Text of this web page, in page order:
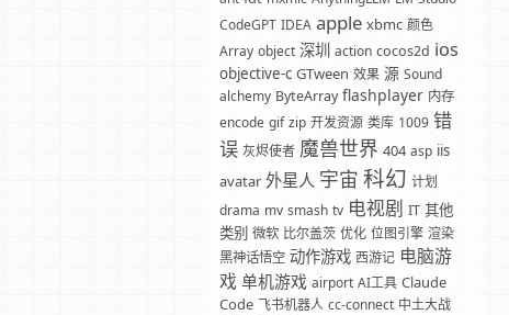
CodeGPT IDEA apple xbmc 颜色
Array object 深圳 action cocos2d ios
objective-c GTween 效果 源 Sound
alchemy ByteArray flashplayer 内存
encode gif zip 开发资源 类库 1009 错
误 灰烬使者 魔兽世界 404 asp iis
avatar 外星人 宇宙 科幻 计划
drama mv smash tv 电视剧 IT 其他
类别 微软 比尔盖茨 优化 位图引擎 渲染
黑神话悟空 动作游戏 西游记 电脑游
戏 单机游戏 airport AI工具 Claude
Code 飞书机器人 cc-connect 中土大战